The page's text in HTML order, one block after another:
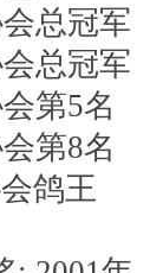
总冠军
总冠军
第5名
第8名
鸽王